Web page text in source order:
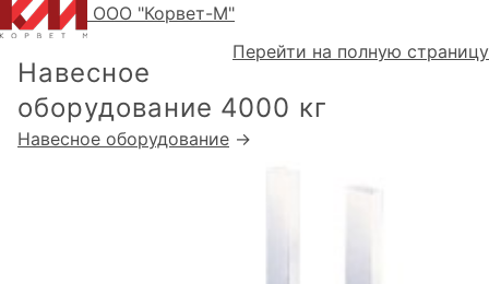
ООО "Корвет-М"
Перейти на полную страницу
Навесное
оборудование 4000 кг
Навесное оборудование →